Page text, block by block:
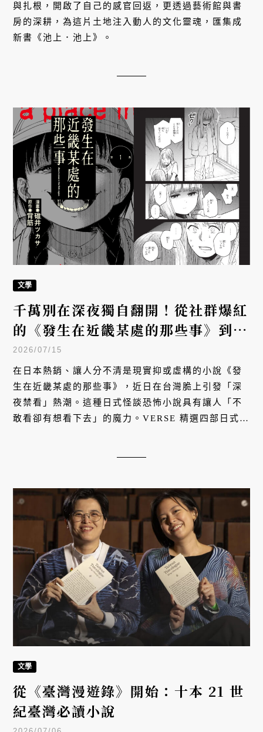
與扎根，開啟了自己的感官回返，更透過藝術館與書
房的深耕，為這片土地注入動人的文化靈魂，匯集成
新書《池上．池上》。
文學
千萬別在深夜獨自翻開！從社群爆紅
的《發生在近畿某處的那些事》到經
典《殘穢》：四部不容錯過的日本怪
談小說
2026/07/15
在日本熱銷、讓人分不清是現實抑或虛構的小說《發
生在近畿某處的那些事》，近日在台灣脆上引發「深
夜禁看」熱潮。這種日式怪談恐怖小說具有讓人「不
敢看卻有想看下去」的魔力。VERSE 精選四部日式怪
文學
從《臺灣漫遊錄》開始：十本 21 世
紀臺灣必讀小說